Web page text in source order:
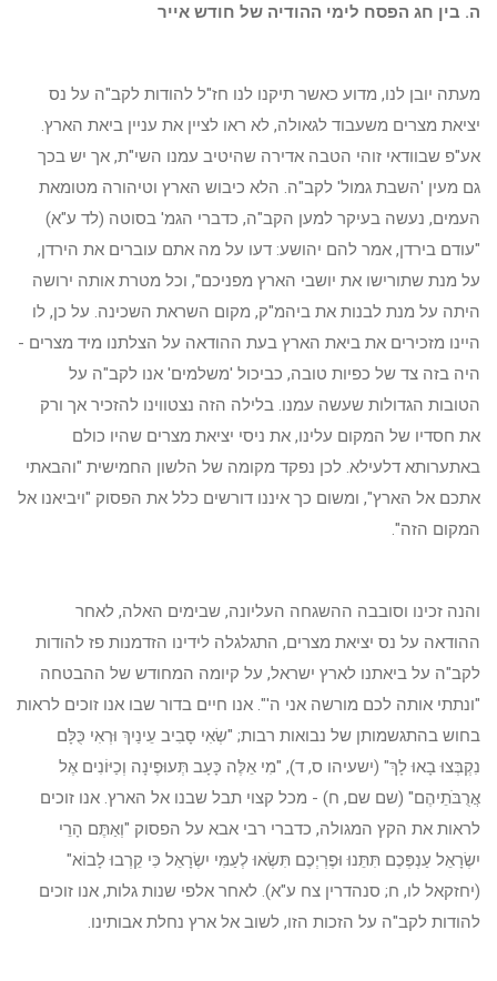
ה. בין חג הפסח לימי ההודיה של חודש אייר
מעתה יובן לנו, מדוע כאשר תיקנו לנו חז"ל להודות לקב"ה על נס
יציאת מצרים משעבוד לגאולה, לא ראו לציין את עניין ביאת הארץ.
אע"פ שבוודאי זוהי הטבה אדירה שהיטיב עמנו השי"ת, אך יש בכך
גם מעין 'השבת גמול' לקב"ה. הלא כיבוש הארץ וטיהורה מטומאת
העמים, נעשה בעיקר למען הקב"ה, כדברי הגמ' בסוטה (לד ע"א)
"עודם בירדן, אמר להם יהושע: דעו על מה אתם עוברים את הירדן,
על מנת שתורישו את יושבי הארץ מפניכם", וכל מטרת אותה ירושה
היתה על מנת לבנות את ביהמ"ק, מקום השראת השכינה. על כן, לו
היינו מזכירים את ביאת הארץ בעת ההודאה על הצלתנו מיד מצרים -
היה בזה צד של כפיות טובה, כביכול 'משלמים' אנו לקב"ה על
הטובות הגדולות שעשה עמנו. בלילה הזה נצטווינו להזכיר אך ורק
את חסדיו של המקום עלינו, את ניסי יציאת מצרים שהיו כולם
באתערותא דלעילא. לכן נפקד מקומה של הלשון החמישית "והבאתי
אתכם אל הארץ", ומשום כך איננו דורשים כלל את הפסוק "ויביאנו אל
המקום הזה".
והנה זכינו וסובבה ההשגחה העליונה, שבימים האלה, לאחר
ההודאה על נס יציאת מצרים, התגלגלה לידינו הזדמנות פז להודות
לקב"ה על ביאתנו לארץ ישראל, על קיומה המחודש של ההבטחה
"ונתתי אותה לכם מורשה אני ה'". אנו חיים בדור שבו אנו זוכים לראות
בחוש בהתגשמותן של נבואות רבות; "שְׂאִי סָבִיב עֵינַיִךְ וּרְאִי כֻּלָּם
נִקְבְּצוּ בָאוּ לָךְ" (ישעיהו ס, ד), "מִי אֵלֶּה כָּעָב תְּעוּפֶינָה וְכַיּוֹנִים אֶל
אֲרֻבֹּתֵיהֶם" (שם שם, ח) - מכל קצוי תבל שבנו אל הארץ. אנו זוכים
לראות את הקץ המגולה, כדברי רבי אבא על הפסוק "וְאַתֶּם הָרֵי
יִשְׂרָאֵל עַנְפְּכֶם תִּתֵּנוּ וּפֶרְיְכֶם תִּשְׂאוּ לְעַמִּי יִשְׂרָאֵל כִּי קֵרְבוּ לָבוֹא"
(יחזקאל לו, ח; סנהדרין צח ע"א). לאחר אלפי שנות גלות, אנו זוכים
להודות לקב"ה על הזכות הזו, לשוב אל ארץ נחלת אבותינו.